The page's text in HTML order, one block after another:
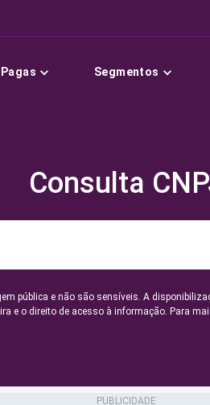
Segmentos
Consulta
pública e não são sensíveis. A
e o direito de acesso à informação. Para